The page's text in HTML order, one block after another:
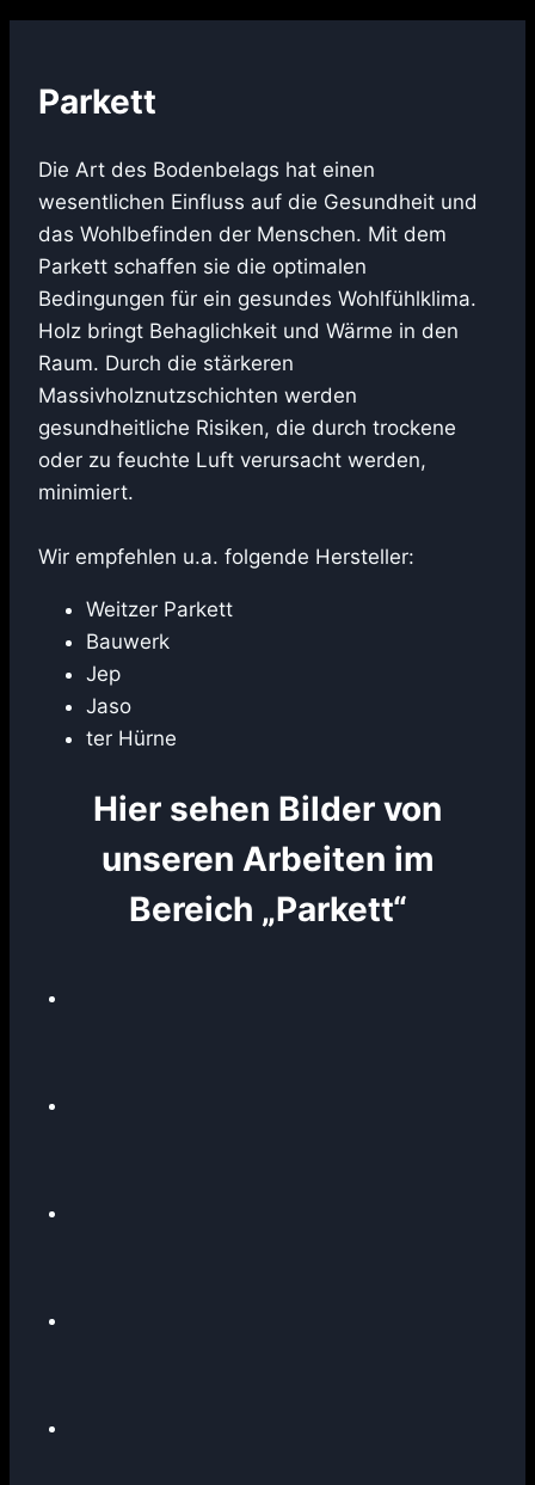
Parkett
Die Art des Bodenbelags hat einen
wesentlichen Einfluss auf die Gesundheit und
das Wohlbefinden der Menschen. Mit dem
Parkett schaffen sie die optimalen
Bedingungen für ein gesundes Wohlfühlklima.
Holz bringt Behaglichkeit und Wärme in den
Raum. Durch die stärkeren
Massivholznutzschichten werden
gesundheitliche Risiken, die durch trockene
oder zu feuchte Luft verursacht werden,
minimiert.
Wir empfehlen u.a. folgende Hersteller:
Weitzer Parkett
Bauwerk
Jep
Jaso
ter Hürne
Hier sehen Bilder von
unseren Arbeiten im
Bereich „Parkett“